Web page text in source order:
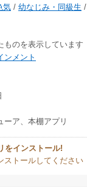
気 / 幼なじみ・同級生 /
のを表示しています
ンメント
ーア、本棚アプリ
をインストール!
ストールしてください